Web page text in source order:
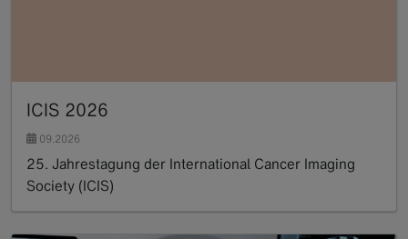
ICIS 2026
09.2026
25. Jahrestagung der International Cancer Imaging
Society (ICIS)